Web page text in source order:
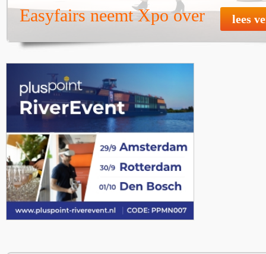
Easyfairs neemt Xpo over lees